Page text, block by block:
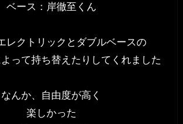
ベース：岸徹至くん
レクトリックとダブルベースの
って持ち替えたりしてくれました
なんか、自由度が高く
楽しかった